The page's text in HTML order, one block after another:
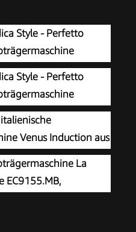
Style - Perfetto
mit Tasten,
für Espresso und
15cm breit,
Style - Perfetto
mit Tasten,
für Espresso und
15cm breit,
Venus Induction aus
für alle Arten von
ml), Silber
La
EC9155.MB,